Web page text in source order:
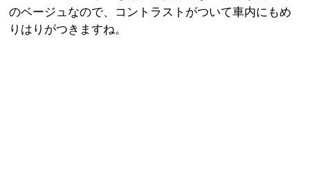
のベージュなので、コントラストがついて車内にもめ
りはりがつきますね。